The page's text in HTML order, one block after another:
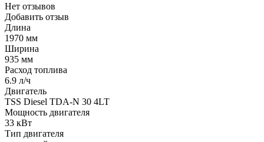
Нет отзывов
Добавить отзыв
Длина
1970 мм
Ширина
935 мм
Расход топлива
6.9 л/ч
Двигатель
TSS Diesel TDA-N 30 4LT
Мощность двигателя
33 кВт
Тип двигателя